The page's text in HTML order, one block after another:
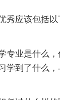
秀应该包括
专业是什么
学到了什么